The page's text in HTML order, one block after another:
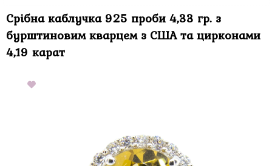
Срібна каблучка 925 проби 4,33 гр. з
бурштиновим кварцем з США та цирконами
4,19 карат